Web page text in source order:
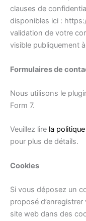
clauses de
disponibles ici :
validation de votre
visible publiquement
Formulaires de
Nous utilisons le
Form 7.
Veuillez lire la
pour plus de détails.
Cookies
Si vous déposez un
proposé
site web dans des